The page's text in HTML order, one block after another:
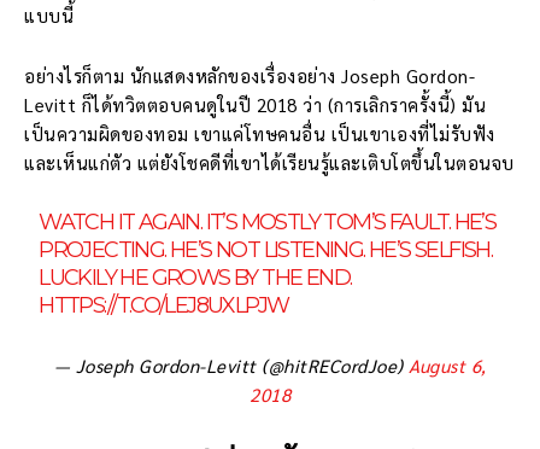
แบบนี้
อย่างไรก็ตาม นักแสดงหลักของเรื่องอย่าง Joseph Gordon-
Levitt ก็ได้ทวิตตอบคนดูในปี 2018 ว่า (การเลิกราครั้งนี้) มัน
เป็นความผิดของทอม เขาแค่โทษคนอื่น เป็นเขาเองที่ไม่รับฟัง
และเห็นแก่ตัว แต่ยังโชคดีที่เขาได้เรียนรู้และเติบโตขึ้นในตอนจบ
WATCH IT AGAIN. IT’S MOSTLY TOM’S FAULT. HE’S
PROJECTING. HE’S NOT LISTENING. HE’S SELFISH.
LUCKILY HE GROWS BY THE END.
HTTPS://T.CO/LEJ8UXLPJW
— Joseph Gordon-Levitt (@hitRECordJoe) August 6,
2018